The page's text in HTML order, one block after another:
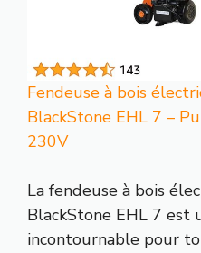
Fendeuse à bois
BlackStone EHL 7 –
230V
La fendeuse à bois
BlackStone EHL 7 est
incontournable pour